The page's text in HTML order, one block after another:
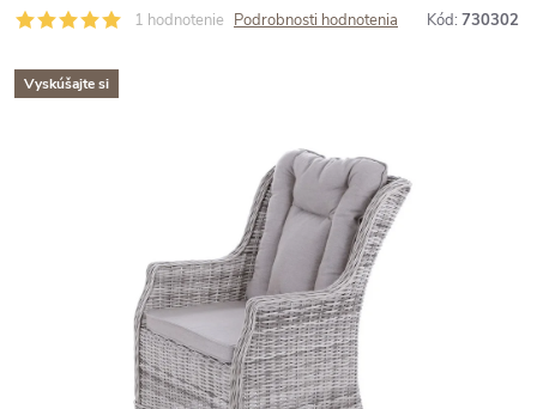
1 hodnotenie Podrobnosti hodnotenia Kód: 730302
Vyskúšajte si